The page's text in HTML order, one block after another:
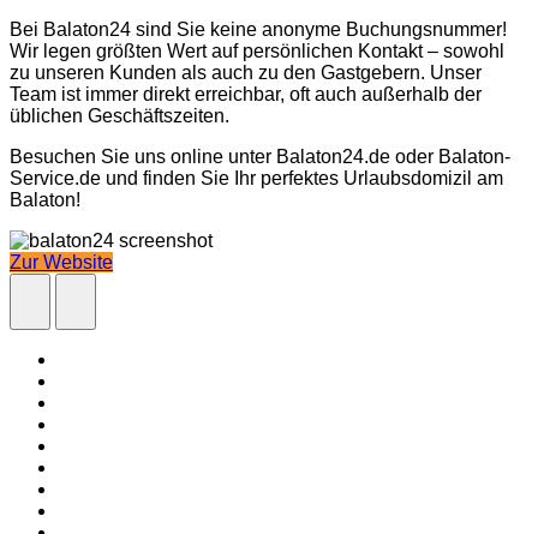
Bei Balaton24 sind Sie keine anonyme Buchungsnummer!
Wir legen größten Wert auf persönlichen Kontakt – sowohl
zu unseren Kunden als auch zu den Gastgebern. Unser
Team ist immer direkt erreichbar, oft auch außerhalb der
üblichen Geschäftszeiten.
Besuchen Sie uns online unter Balaton24.de oder Balaton-
Service.de und finden Sie Ihr perfektes Urlaubsdomizil am
Balaton!
Zur Website